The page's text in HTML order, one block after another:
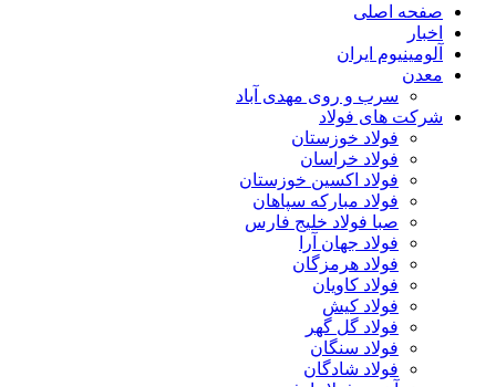
صفحه اصلی
اخبار
آلومینیوم ایران
معدن
سرب و روی مهدی آباد
شرکت های فولاد
فولاد خوزستان
فولاد خراسان
فولاد اکسین خوزستان
فولاد مبارکه سپاهان
صبا فولاد خلیج فارس
فولاد جهان آرا
فولاد هرمزگان
فولاد کاویان
فولاد کیش
فولاد گل گهر
فولاد سنگان
فولاد شادگان